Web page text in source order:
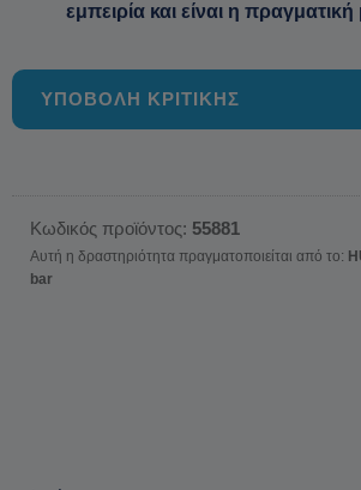
εμπειρία και είναι η
ΥΠΟΒΟΛΗ ΚΡΙΤΙΚΗΣ
Κωδικός προϊόντος: 55881
Αυτή η δραστηριότητα πραγματοποιείται από το:
bar